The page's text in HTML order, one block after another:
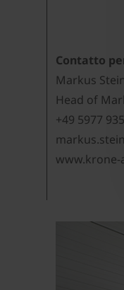
Contatto
Markus
Head of
+49 5977 935